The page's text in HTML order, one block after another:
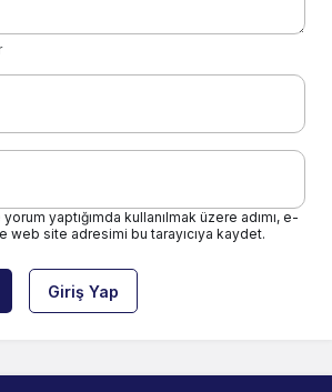
yaptığımda kullanılmak üzere adımı, e-
web site adresimi bu tarayıcıya kaydet.
Giriş Yap